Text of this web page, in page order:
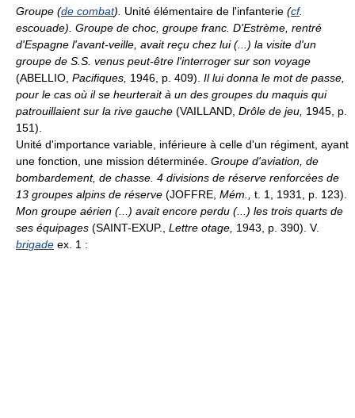
Groupe (de combat). Unité élémentaire de l'infanterie (cf.
escouade). Groupe de choc, groupe franc. D'Estrème, rentré
d'Espagne l'avant-veille, avait reçu chez lui (...) la visite d'un
groupe de S.S. venus peut-être l'interroger sur son voyage
(ABELLIO, Pacifiques, 1946, p. 409). Il lui donna le mot de passe,
pour le cas où il se heurterait à un des groupes du maquis qui
patrouillaient sur la rive gauche (VAILLAND, Drôle de jeu, 1945, p.
151).
Unité d'importance variable, inférieure à celle d'un régiment, ayant
une fonction, une mission déterminée. Groupe d'aviation, de
bombardement, de chasse. 4 divisions de réserve renforcées de
13 groupes alpins de réserve (JOFFRE, Mém., t. 1, 1931, p. 123).
Mon groupe aérien (...) avait encore perdu (...) les trois quarts de
ses équipages (SAINT-EXUP., Lettre otage, 1943, p. 390). V.
brigade ex. 1 :